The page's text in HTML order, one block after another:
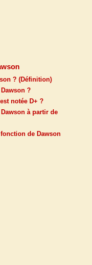
? (Définition)
?
notée D+ ?
à partir de
de Dawson